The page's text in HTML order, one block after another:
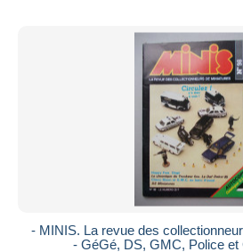
- MINIS. La revue des
- GéGé, DS, GMC, Police et